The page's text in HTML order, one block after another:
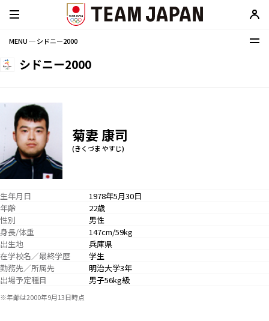
MENU ─ シドニー2000
シドニー2000
菊妻 康司
(きくづま やすじ)
生年月日
1978年5月30日
年齢
22歳
性別
男性
身長/体重
147cm/59kg
出生地
兵庫県
在学校名／最終学歴
学生
勤務先／所属先
明治大学3年
出場予定種目
男子56kg級
※年齢は2000年9月13日時点